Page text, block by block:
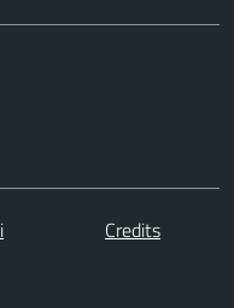
Credits